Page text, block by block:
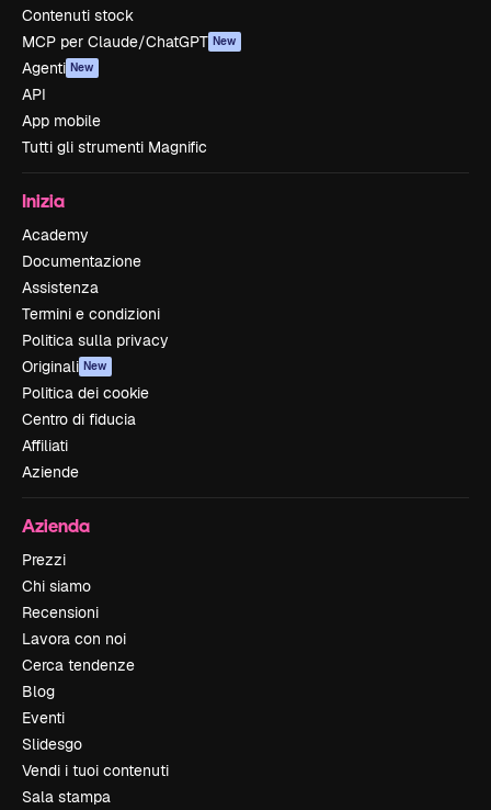
Contenuti stock
MCP per Claude/ChatGPT New
Agenti New
API
App mobile
Tutti gli strumenti Magnific
Inizia
Academy
Documentazione
Assistenza
Termini e condizioni
Politica sulla privacy
Originali New
Politica dei cookie
Centro di fiducia
Affiliati
Aziende
Azienda
Prezzi
Chi siamo
Recensioni
Lavora con noi
Cerca tendenze
Blog
Eventi
Slidesgo
Vendi i tuoi contenuti
Sala stampa